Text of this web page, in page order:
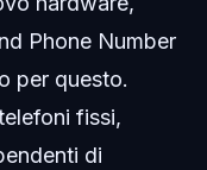
Phone Number
per questo.
fissi,
di